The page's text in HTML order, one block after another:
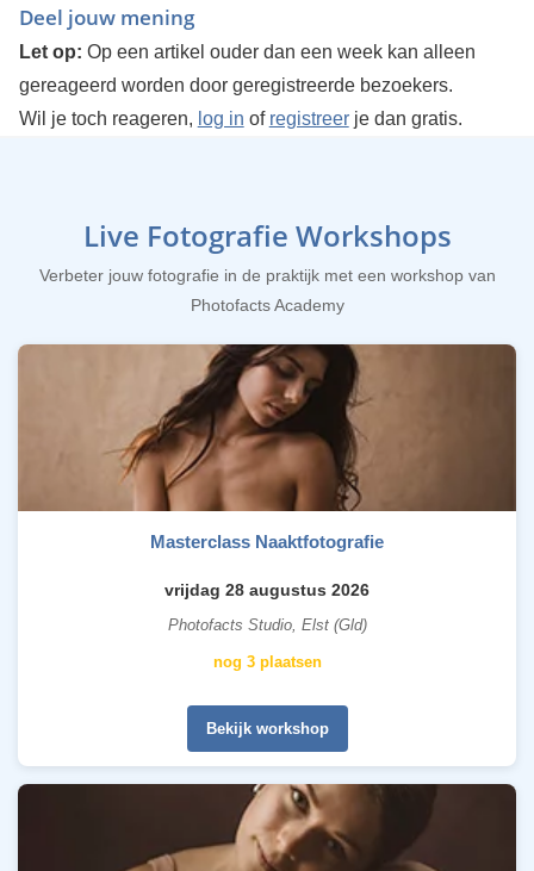
Deel jouw mening
Let op: Op een artikel ouder dan een week kan alleen
gereageerd worden door geregistreerde bezoekers.
Wil je toch reageren, log in of registreerje dan gratis.
Live Fotografie Workshops
Verbeter jouw fotografie in de praktijk met een workshop van
Photofacts Academy
Masterclass Naaktfotografie
vrijdag 28 augustus 2026
Photofacts Studio, Elst (Gld)
nog 3 plaatsen
Bekijk workshop